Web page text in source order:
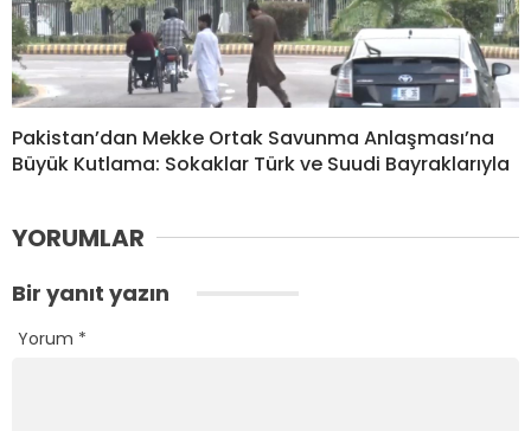
Pakistan’dan Mekke Ortak Savunma Anlaşması’na
Büyük Kutlama: Sokaklar Türk ve Suudi Bayraklarıyla
YORUMLAR
Bir yanıt yazın
Yorum *